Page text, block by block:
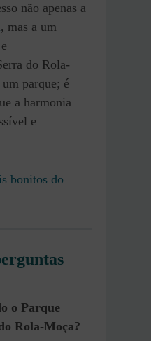
não apenas a
, mas a um
do Rola-
parque; é
a harmonia
e
bonitos do
o Parque
Rola-Moça?